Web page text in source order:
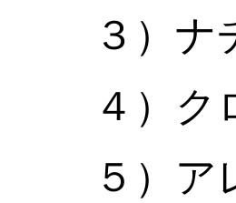
３）
４）
５）ア